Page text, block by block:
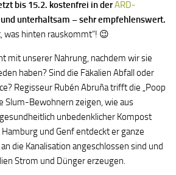
bis 15.2. kostenfrei in derARD-
unterhaltsam – sehr empfehlenswert.
was hinten rauskommt“! 😉
mit unserer Nahrung, nachdem wir sie
haben? Sind die Fäkalien Abfall oder
Regisseur Rubén Abruña trifft die „Poop
Slum-Bewohnern zeigen, wie aus
unbedenklicher Kompost
und Genf entdeckt er ganze
die Kanalisation angeschlossen sind und
Strom und Dünger erzeugen.